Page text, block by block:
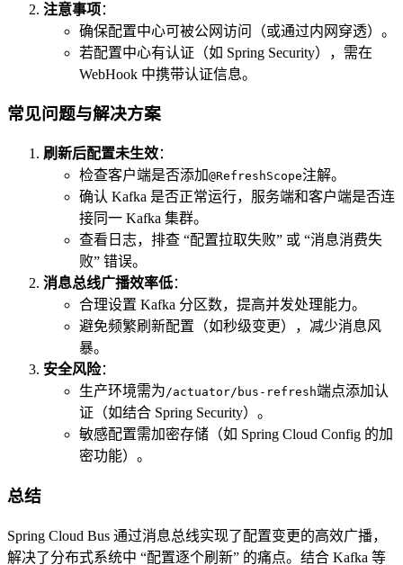
注意事项 ：
确保配置中心可被公网访问（或通过内网穿透）。
若配置中心有认证（如 Spring Security），需在
WebHook 中携带认证信息。
常见问题与解决方案
刷新后配置未生效：
检查客户端是否添加@RefreshScope注解。
确认 Kafka 是否正常运行，服务端和客户端是否连
接同一 Kafka 集群。
查看日志，排查 “配置拉取失败” 或 “消息消费失
败” 错误。
消息总线广播效率低：
合理设置 Kafka 分区数，提高并发处理能力。
避免频繁刷新配置（如秒级变更），减少消息风
暴。
安全风险：
生产环境需为/actuator/bus-refresh端点添加认
证（如结合 Spring Security）。
敏感配置需加密存储（如 Spring Cloud Config 的加
密功能）。
总结
Spring Cloud Bus 通过消息总线实现了配置变更的高效广播，
解决了分布式系统中 “配置逐个刷新” 的痛点。结合 Kafka 等